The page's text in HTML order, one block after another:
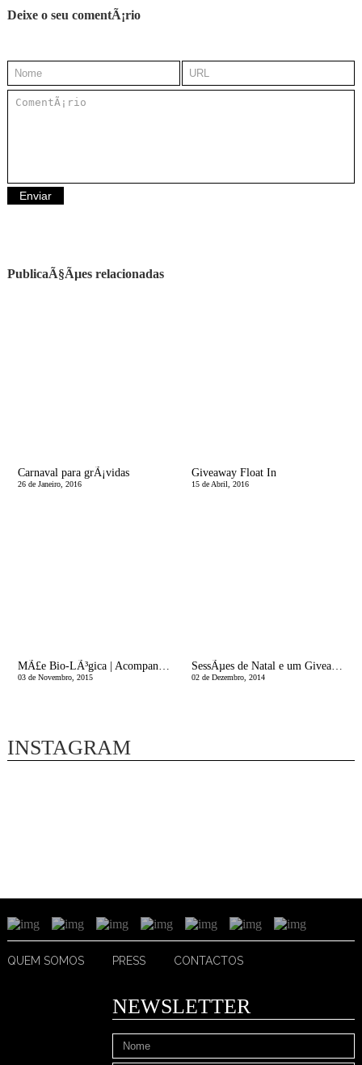
Deixe o seu comentÃ¡rio
PublicaÃ§Ãµes relacionadas
Carnaval para grÃ¡vidas
26 de Janeiro, 2016
Giveaway Float In
15 de Abril, 2016
MÃ£e Bio-LÃ³gica | Acompanhamento pÃ³s-parto ao domicÃ­lio e um cafÃ© duplo, por favor!
03 de Novembro, 2015
SessÃµes de Natal e um Giveaway - BrÃ­gida Brito Fotografia
02 de Dezembro, 2014
INSTAGRAM
QUEM SOMOS PRESS CONTACTOS
NEWSLETTER